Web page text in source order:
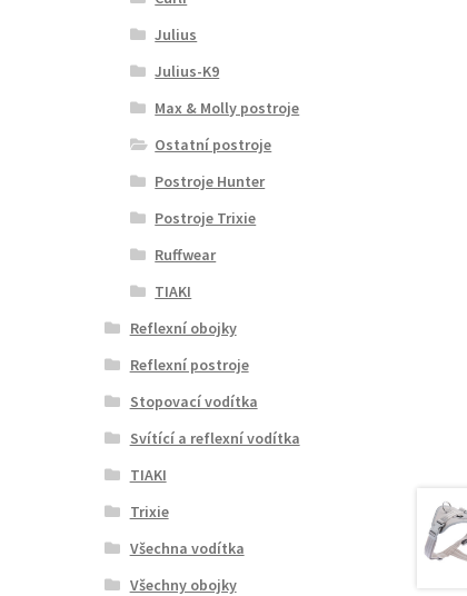
Julius
Julius-K9
Max & Molly postroje
Ostatní postroje
Postroje Hunter
Postroje Trixie
Ruffwear
TIAKI
Reflexní obojky
Reflexní postroje
Stopovací vodítka
Svítící a reflexní vodítka
TIAKI
Trixie
Všechna vodítka
Všechny obojky